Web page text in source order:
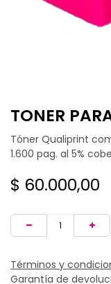
TONER
Tóner Qualiprint
1.600 pag. al 5%
$ 60.000,00
Términos y
Garantía de